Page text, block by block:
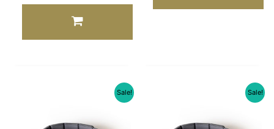
Sale! Sale!